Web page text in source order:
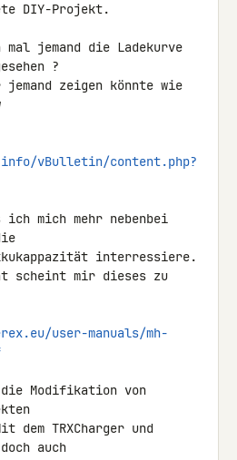
DIY-Projekt.
jemand die Ladekurve
?
jemand zeigen könnte wie
vBulletin/content.php?
mich mehr nebenbei
interressiere.
scheint mir dieses zu
user-manuals/mh-
Modifikation von
TRXCharger und
auch